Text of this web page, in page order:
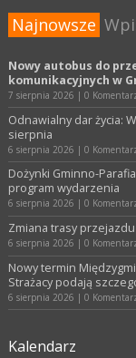
Najnowsze
Nowy autobus do
komunikacyjnych w
7 sierpnia 2026 | 0
Odnawialny dar życia:
sierpnia
6 sierpnia 2026 | 0
Dożynki Gminno-
program wydarzenia
6 sierpnia 2026 | 0
Zmiana trasy
6 sierpnia 2026 | 0
Nowy termin
Strażacy podają
6 sierpnia 2026 | 0
Kalendarz